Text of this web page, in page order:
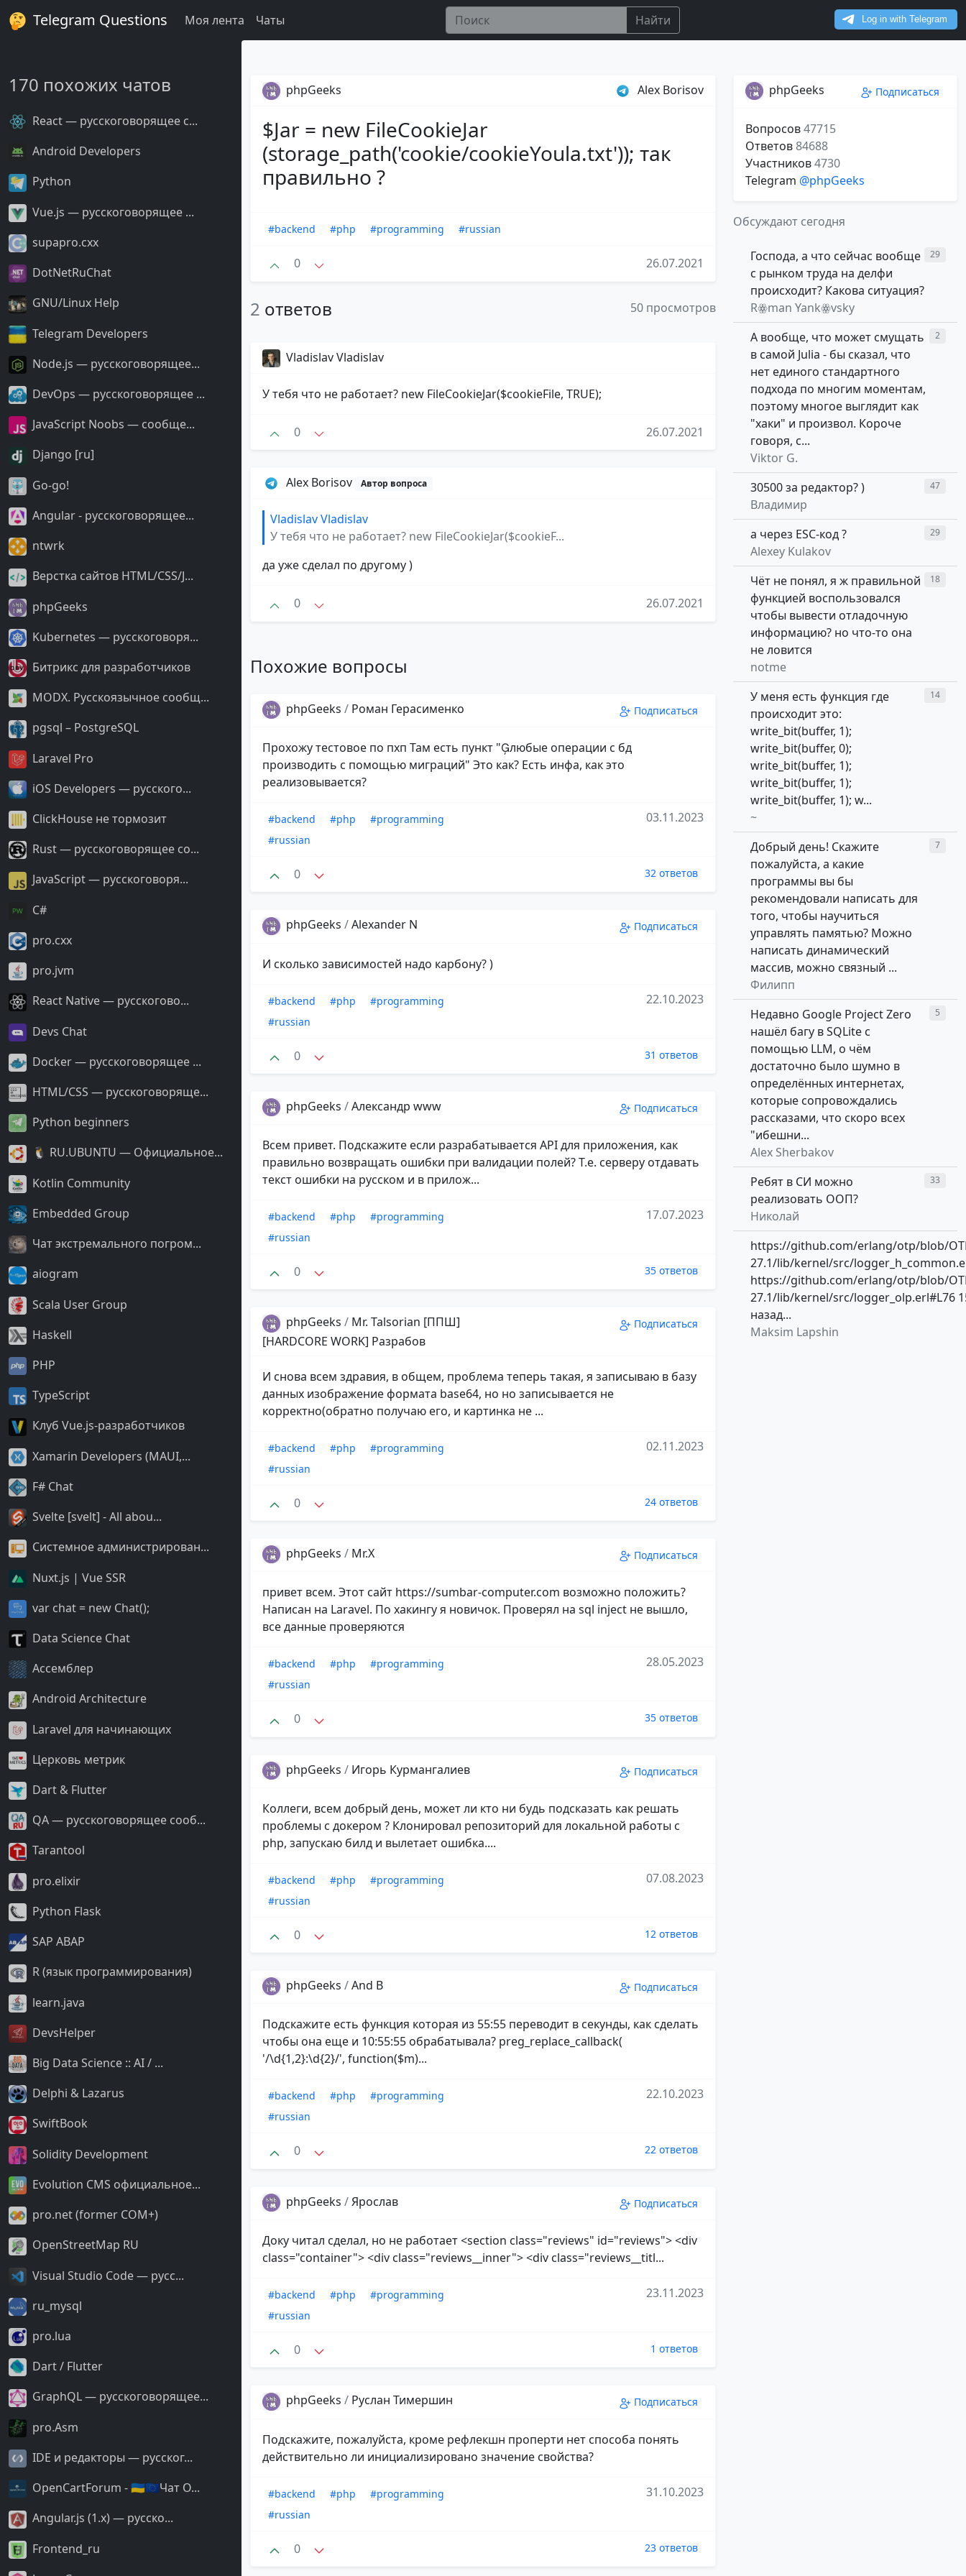
Telegram Questions Моя лента Чаты Найти
170 похожих чатов
React — русскоговорящее с...
Android Developers
Python
Vue.js — русскоговорящее ...
supapro.cxx
DotNetRuChat
GNU/Linux Help
Telegram Developers
Node.js — русскоговорящее...
DevOps — русскоговорящее ...
JavaScript Noobs — сообще...
Django [ru]
Go-go!
Angular - русскоговорящее...
ntwrk
Верстка сайтов HTML/CSS/J...
phpGeeks
Kubernetes — русскоговоря...
Битрикс для разработчиков
MODX. Русскоязычное сообщ...
pgsql – PostgreSQL
Laravel Pro
iOS Developers — русского...
ClickHouse не тормозит
Rust — русскоговорящее со...
JavaScript — русскоговоря...
С#
pro.cxx
pro.jvm
React Native — русскогово...
Devs Chat
Docker — русскоговорящее ...
HTML/CSS — русскоговоряще...
Python beginners
🐧 RU.UBUNTU — Официальное...
Kotlin Community
Embedded Group
Чат экстремального погром...
aiogram
Scala User Group
Haskell
PHP
TypeScript
Клуб Vue.js-разработчиков
Xamarin Developers (MAUI,...
F# Chat
Svelte [svelt] - All abou...
Системное администрирован...
Nuxt.js | Vue SSR
var chat = new Chat();
Data Science Chat
Ассемблер
Android Architecture
Laravel для начинающих
Церковь метрик
Dart & Flutter
QA — русскоговорящее сооб...
Tarantool
pro.elixir
Python Flask
SAP ABAP
R (язык программирования)
learn.java
DevsHelper
Big Data Science :: AI / ...
Delphi & Lazarus
SwiftBook
Solidity Development
Evolution CMS официальное...
pro.net (former COM+)
OpenStreetMap RU
Visual Studio Code — русс...
ru_mysql
pro.lua
Dart / Flutter
GraphQL — русскоговорящее...
pro.Asm
IDE и редакторы — русског...
OpenCartForum - 🇺🇦🇪🇺Чат O...
Angular.js (1.x) — русско...
Frontend_ru
phpGeeks Alex Borisov
$Jar = new FileCookieJar
(storage_path('cookie/cookieYoula.txt')); так
правильно ?
#backend #php #programming #russian
0 26.07.2021
2 ответов 50 просмотров
Vladislav Vladislav
У тебя что не работает? new FileCookieJar($cookieFile, TRUE);
0 26.07.2021
Alex Borisov Автор вопроса
Vladislav Vladislav
У тебя что не работает? new FileCookieJar($cookieF...
да уже сделал по другому )
0 26.07.2021
Похожие вопросы
phpGeeks / Роман Герасименко Подписаться
Прохожу тестовое по пхп Там есть пункт "любые операции с бд
производить с помощью миграций" Это как? Есть инфа, как это
реализовывается?
#backend #php
#programming
#russian
03.11.2023
0 32 ответов
phpGeeks /Alexander N Подписаться
И сколько зависимостей надо карбону? )
#backend #php
#programming
#russian
22.10.2023
0 31 ответов
phpGeeks /Александр www Подписаться
Всем привет. Подскажите если разрабатывается API для приложения, как
правильно возвращать ошибки при валидации полей? Т.е. серверу отдавать
текст ошибки на русском и в прилож...
#backend #php
#programming
#russian
17.07.2023
0 35 ответов
phpGeeks / Mr. Talsorian [ППШ]
[HARDCORE WORK] Разрабов
Подписаться
И снова всем здравия, в общем, проблема теперь такая, я записываю в базу
данных изображение формата base64, но но записывается не
корректно(обратно получаю его, и картинка не ...
#backend #php
#programming
#russian
02.11.2023
0 24 ответов
phpGeeks / Mr.X Подписаться
привет всем. Этот сайт https://sumbar-computer.com возможно положить?
Написан на Laravel. По хакингу я новичок. Проверял на sql inject не вышло,
все данные проверяются
#backend #php
#programming
#russian
28.05.2023
0 35 ответов
phpGeeks / Игорь Курмангалиев Подписаться
Коллеги, всем добрый день, может ли кто ни будь подсказать как решать
проблемы с докером ? Клонировал репозиторий для локальной работы с
php, запускаю билд и вылетает ошибка....
#backend #php
#programming
#russian
07.08.2023
0 12 ответов
phpGeeks /And B Подписаться
Подскажите есть функция которая из 55:55 переводит в секунды, как сделать
чтобы она еще и 10:55:55 обрабатывала? preg_replace_callback(
'/\d{1,2}:\d{2}/', function($m)...
#backend #php
#programming
#russian
22.10.2023
0 22 ответов
phpGeeks /Ярослав Подписаться
Доку читал сделал, но не работает <section class="reviews" id="reviews"> <div
class="container"> <div class="reviews__inner"> <div class="reviews__titl...
#backend #php
#programming
#russian
23.11.2023
0 1 ответов
phpGeeks / Руслан Тимершин Подписаться
Подскажите, пожалуйста, кроме рефлекшн проперти нет способа понять
действительно ли инициализировано значение свойства?
#backend #php
#programming
#russian
31.10.2023
0 23 ответов
phpGeeks Подписаться
Вопросов47715
Ответов84688
Участников4730
Telegram @phpGeeks
Обсуждают сегодня
Господа, а что сейчас вообще
с рынком труда на делфи
происходит? Какова ситуация?
Rꙮman Yankꙮvsky
29
А вообще, что может смущать
в самой Julia - бы сказал, что
нет единого стандартного
подхода по многим моментам,
поэтому многое выглядит как
"хаки" и произвол. Короче
говоря, с...
Viktor G.
2
30500 за редактор? )
Владимир
47
а через ESC-код ?
Alexey Kulakov
29
Чёт не понял, я ж правильной
функцией воспользовался
чтобы вывести отладочную
информацию? но что-то она
не ловится
notme
18
У меня есть функция где
происходит это:
write_bit(buffer, 1);
write_bit(buffer, 0);
write_bit(buffer, 1);
write_bit(buffer, 1);
write_bit(buffer, 1); w...
~
14
Добрый день! Скажите
пожалуйста, а какие
программы вы бы
рекомендовали написать для
того, чтобы научиться
управлять памятью? Можно
написать динамический
массив, можно связный ...
Филипп
7
Недавно Google Project Zero
нашёл багу в SQLite с
помощью LLM, о чём
достаточно было шумно в
определённых интернетах,
которые сопровождались
рассказами, что скоро всех
"ибешни...
Alex Sherbakov
5
Ребят в СИ можно
реализовать ООП?
Николай
33
https://github.com/erlang/otp/blob/
27.1/lib/kernel/src/
https://github.com/erlang/otp/blob/
27.1/lib/kernel/src/logger_olp.erl#L76
назад...
Maksim Lapshin